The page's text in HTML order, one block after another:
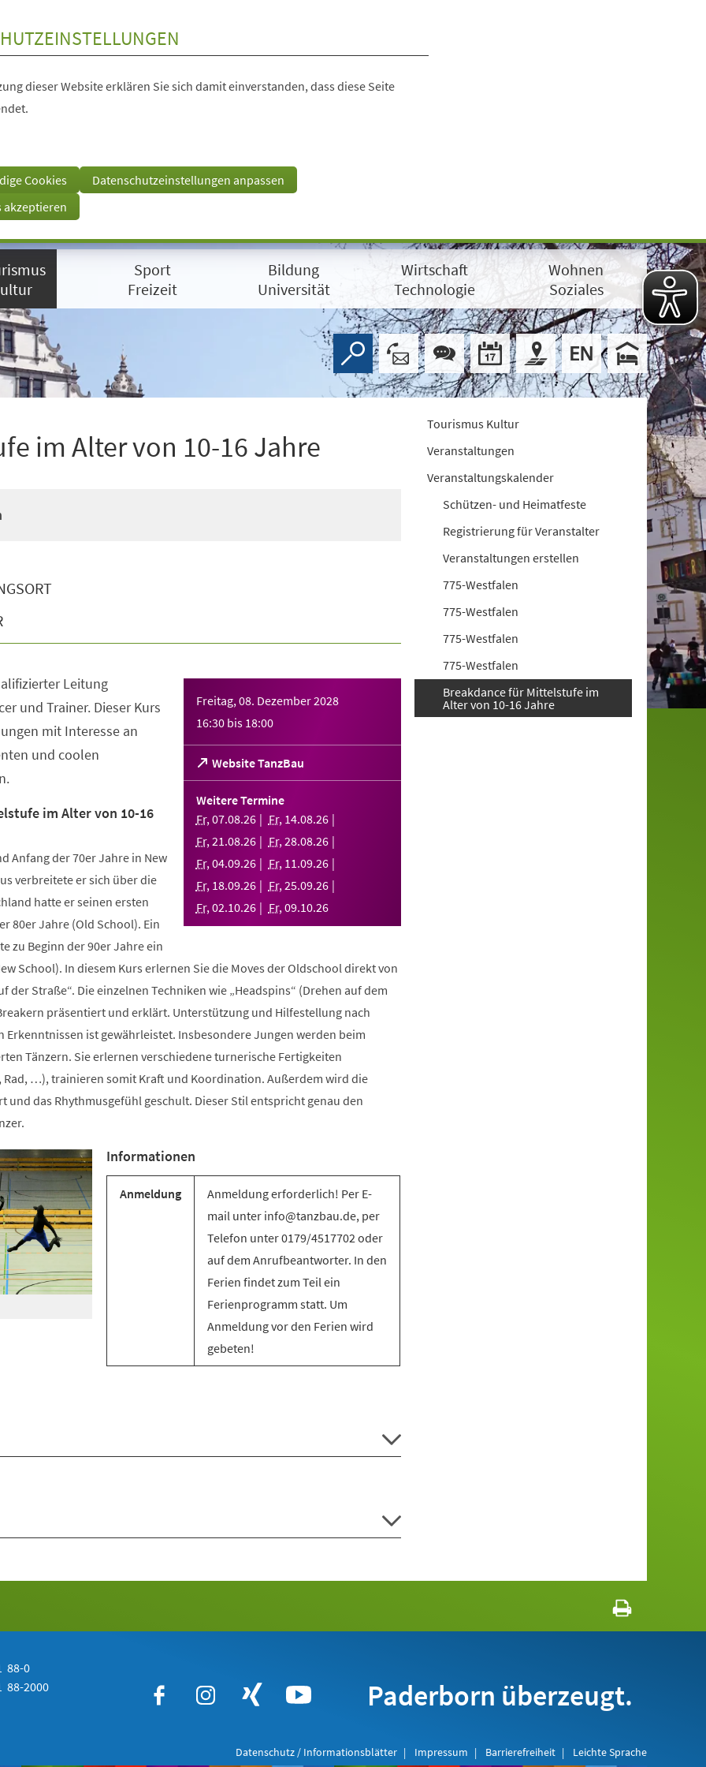
dieser Website erklären Sie sich damit einverstanden, dass diese Seite
Cookies
Datenschutzeinstellungen anpassen
akzeptieren
Sport
Freizeit
Bildung
Universität
Wirtschaft
Technologie
Wohnen
Soziales
im Alter von 10-16 Jahre
Freitag, 08. Dezember 2028
16:30 bis 18:00
Website TanzBau
(Öffnet
in
einem
Tab)
Weitere Termine
Fr,07.08.26 Fr, 14.08.26
Fr,21.08.26 Fr,28.08.26
Fr,04.09.26 Fr, 11.09.26
Fr, 18.09.26 Fr,25.09.26
Fr,02.10.26 Fr,09.10.26
Leitung
und Trainer. Dieser Kurs
mit Interesse an
und coolen
im Alter von 10-16
Anfang der 70er Jahre in New
verbreitete er sich über die
hatte er seinen ersten
80er Jahre (Old School). Ein
zu Beginn der 90er Jahre ein
School). In diesem Kurs erlernen Sie die Moves der Oldschool direkt von
der Straße“. Die einzelnen Techniken wie „Headspins“ (Drehen auf dem
präsentiert und erklärt. Unterstützung und Hilfestellung nach
ist gewährleistet. Insbesondere Jungen werden beim
Tänzern. Sie erlernen verschiedene turnerische Fertigkeiten
Rad, …), trainieren somit Kraft und Koordination. Außerdem wird die
und das Rhythmusgefühl geschult. Dieser Stil entspricht genau den
Informationen
Anmeldung
Anmeldung erforderlich! Per E-
mail unter info@tanzbau.de, per
Telefon unter 0179/4517702 oder
auf dem Anrufbeantworter. In den
Ferien findet zum Teil ein
Ferienprogramm statt. Um
Anmeldung vor den Ferien wird
gebeten!
Tourismus Kultur
Veranstaltungen
Veranstaltungskalender
Schützen- und Heimatfeste
Registrierung für Veranstalter
Veranstaltungen erstellen
775-Westfalen
775-Westfalen
775-Westfalen
775-Westfalen
Breakdance für Mittelstufe im
Alter von 10-16 Jahre
88-0
88-2000 Paderborn überzeugt.
Datenschutz / Informationsblätter Impressum Barrierefreiheit Leichte Sprache